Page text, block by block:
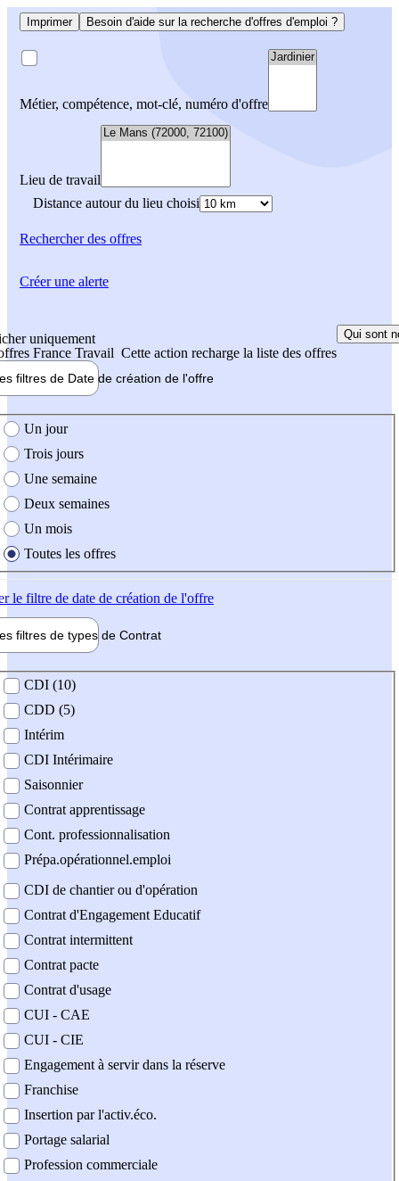
Imprimer Besoin d'aide sur la recherche d'offres d'emploi ?
Métier, compétence, mot-clé, numéro d'offre
Lieu de travail
Distance autour du lieu choisi
Rechercherdes offres
uniquement
France Travail Cette action recharge la liste des offres
Qui sont
filtres de Date de création de l'offre
création de l'offre
Un jour
Trois jours
Une semaine
Deux semaines
Un mois
Toutes les offres
le filtre de date de création de l'offre
filtres de types de Contrat
contrat
CDI (10)
CDD (5)
Intérim
CDI Intérimaire
Saisonnier
Contrat apprentissage
Cont. professionnalisation
Prépa.opérationnel.emploi
CDI de chantier ou d'opération
Contrat d'Engagement Educatif
Contrat intermittent
Contrat pacte
Contrat d'usage
CUI - CAE
CUI - CIE
Engagement à servir dans la réserve
Franchise
Insertion par l'activ.éco.
Portage salarial
Profession commerciale
Créer une alerte